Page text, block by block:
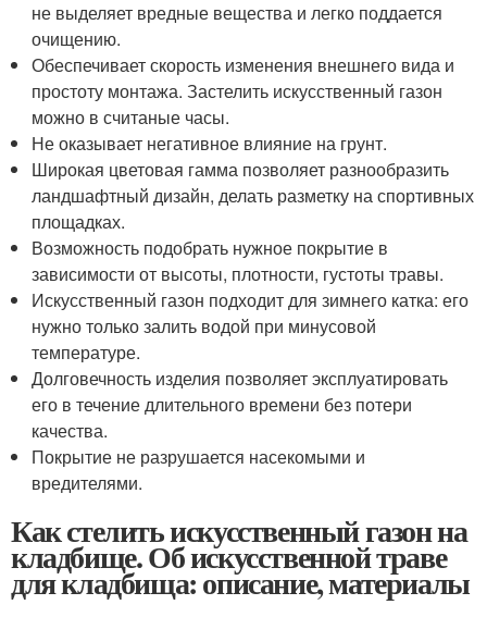
не выделяет вредные вещества и легко поддается
очищению.
Обеспечивает скорость изменения внешнего вида и
простоту монтажа. Застелить искусственный газон
можно в считаные часы.
Не оказывает негативное влияние на грунт.
Широкая цветовая гамма позволяет разнообразить
ландшафтный дизайн, делать разметку на спортивных
площадках.
Возможность подобрать нужное покрытие в
зависимости от высоты, плотности, густоты травы.
Искусственный газон подходит для зимнего катка: его
нужно только залить водой при минусовой
температуре.
Долговечность изделия позволяет эксплуатировать
его в течение длительного времени без потери
качества.
Покрытие не разрушается насекомыми и
вредителями.
Как стелить искусственный газон на
кладбище. Об искусственной траве
для кладбища: описание, материалы